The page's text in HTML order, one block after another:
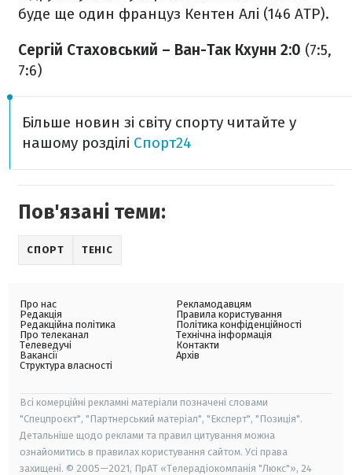
буде ще один француз Кентен Алі (146 ATP).
Сергій Стаховський – Ван-Так Кхунн 2:0 (7:5,
7:6)
Більше новин зі світу спорту читайте у
нашому розділі Спорт24
Пов'язані теми:
СПОРТ ТЕНІС
Про нас
Редакція
Редакційна політика
Про телеканал
Телеведучі
Вакансії
Структура власності
Рекламодавцям
Правила користування
Політика конфіденційності
Технічна інформація
Контакти
Архів
Всі комерційні рекламні матеріали позначені словами
"Спецпроєкт", "Партнерський матеріал", "Експерт", "Позиція".
Детальніше щодо реклами та правил цитування можна
ознайомитись в правилах користування сайтом. Усі права
захищені. © 2005—2021, ПрАТ «Телерадіокомпанія "Люкс"», 24